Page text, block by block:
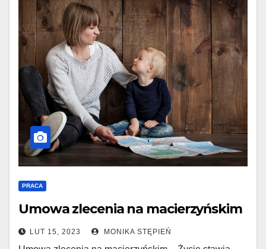
PRACA
Umowa zlecenia na macierzyńskim
LUT 15, 2023 MONIKA STĘPIEŃ